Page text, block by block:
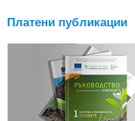
Платени публикации